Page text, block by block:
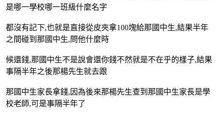
是哪一學校哪一班級什麼名字
都沒有記下,也就是直接從皮夾拿100塊給那國中生,結果半年
之間碰到那國中生,問他什麼時
候還錢,那國中生不是說會還你錢不然就是不在乎的樣子,結果
事隔半年之後那楊先生就去跟
那國中生家長拿錢,因為後來那楊先生查到那國中生家長是學
校老師,可是事隔半年了